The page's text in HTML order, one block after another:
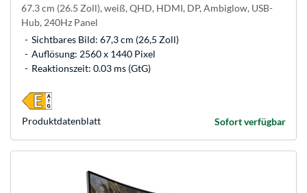
67.3 cm (26.5 Zoll), weiß, QHD, HDMI, DP, Ambiglow, USB-
Hub, 240Hz Panel
Sichtbares Bild: 67,3 cm (26,5 Zoll)
Auflösung: 2560 x 1440 Pixel
Reaktionszeit: 0.03 ms (GtG)
Sofort verfügbar
Produkt­datenblatt